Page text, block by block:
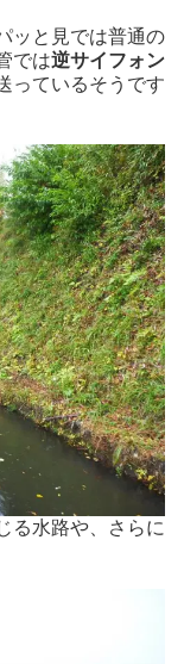
ッと見では普通の
では逆サイフォン
っているそうです
る水路や、さらに